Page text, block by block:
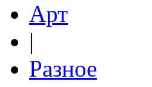
Арт
|
Разное